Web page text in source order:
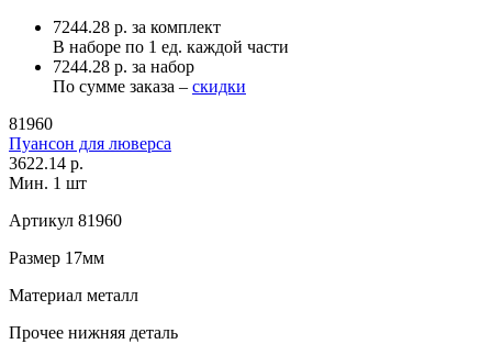
7244.28 р. за комплект
В наборе по 1 ед. каждой части
7244.28 р. за набор
По сумме заказа – скидки
81960
Пуансон для люверса
3622.14 р.
Мин. 1 шт
Артикул 81960
Размер 17мм
Материал металл
Прочее нижняя деталь